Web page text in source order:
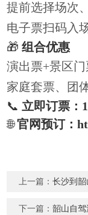
提前选择场次
电子票扫码入
🎁 ‌组合优惠
演出票+景区门
家庭套票、团
📞 ‌立即订票：
🌐 ‌官网预订：
上一篇：长沙到
下一篇：韶山自